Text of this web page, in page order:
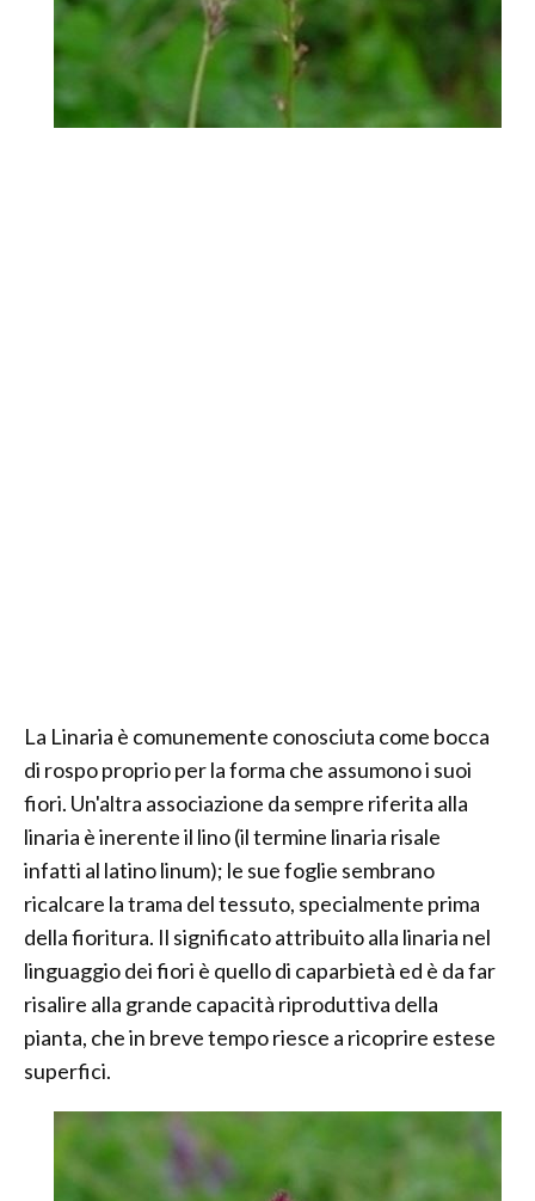
La Linaria è comunemente conosciuta come bocca
di rospo proprio per la forma che assumono i suoi
fiori. Un'altra associazione da sempre riferita alla
linaria è inerente il lino (il termine linaria risale
infatti al latino linum); le sue foglie sembrano
ricalcare la trama del tessuto, specialmente prima
della fioritura. Il significato attribuito alla linaria nel
linguaggio dei fiori è quello di caparbietà ed è da far
risalire alla grande capacità riproduttiva della
pianta, che in breve tempo riesce a ricoprire estese
superfici.